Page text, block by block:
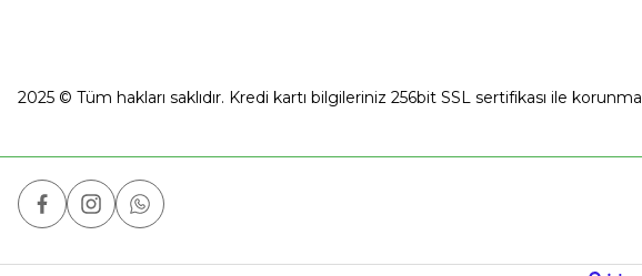
2025 © Tüm hakları saklıdır. Kredi kartı bilgileriniz 256bit SSL sertifikası ile